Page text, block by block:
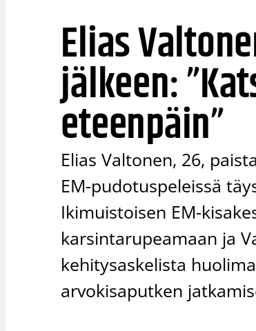
Elias
jälkeen:
eteenpäin”
Elias Valtonen, 26,
EM-pudotuspeleissä
Ikimuistoisen EM-
karsintarupeamaan ja
kehitysaskelista
arvokisaputken